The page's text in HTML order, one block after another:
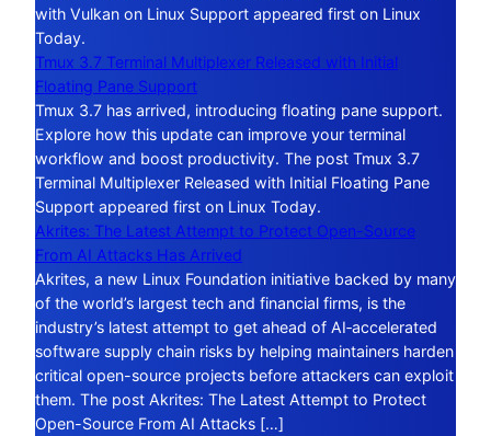
with Vulkan on Linux Support appeared first on Linux
Today.
Tmux 3.7 Terminal Multiplexer Released with Initial
Floating Pane Support
Tmux 3.7 has arrived, introducing floating pane support.
Explore how this update can improve your terminal
workflow and boost productivity. The post Tmux 3.7
Terminal Multiplexer Released with Initial Floating Pane
Support appeared first on Linux Today.
Akrites: The Latest Attempt to Protect Open-Source
From AI Attacks Has Arrived
Akrites, a new Linux Foundation initiative backed by many
of the world’s largest tech and financial firms, is the
industry’s latest attempt to get ahead of AI‑accelerated
software supply chain risks by helping maintainers harden
critical open-source projects before attackers can exploit
them. The post Akrites: The Latest Attempt to Protect
Open-Source From AI Attacks […]